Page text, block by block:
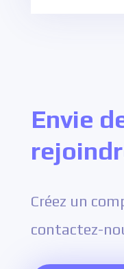
Envie
Créez un
contactez-